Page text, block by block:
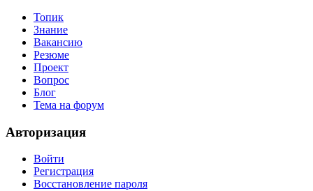
Топик
Знание
Вакансию
Резюме
Проект
Вопрос
Блог
Тема на форум
Авторизация
Войти
Регистрация
Восстановление пароля